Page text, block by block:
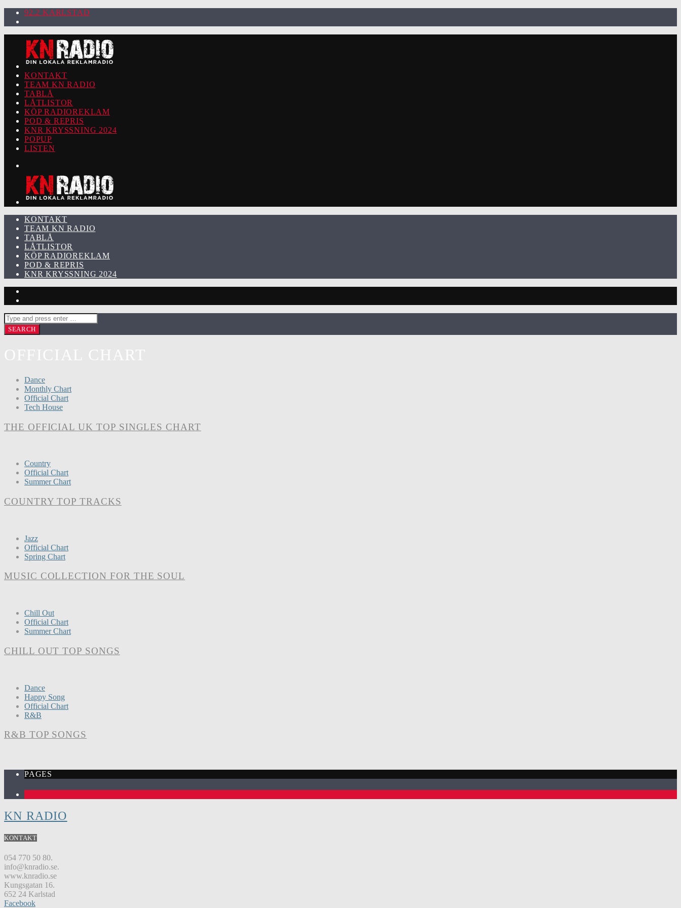
92.2 KARLSTAD
KONTAKT
TEAM KN RADIO
TABLÅ
LÅTLISTOR
KÖP RADIOREKLAM
POD & REPRIS
KNR KRYSSNING 2024
POPUP
LISTEN
KONTAKT
TEAM KN RADIO
TABLÅ
LÅTLISTOR
KÖP RADIOREKLAM
POD & REPRIS
KNR KRYSSNING 2024
Dance
Monthly Chart
Official Chart
Tech House
THE OFFICIAL UK TOP SINGLES CHART
Country
Official Chart
Summer Chart
COUNTRY TOP TRACKS
Jazz
Official Chart
Spring Chart
MUSIC COLLECTION FOR THE SOUL
Chill Out
Official Chart
Summer Chart
CHILL OUT TOP SONGS
Dance
Happy Song
Official Chart
R&B
R&B TOP SONGS
PAGES
KN RADIO
KONTAKT
054 770 50 80.
info@knradio.se.
www.knradio.se
Kungsgatan 16.
652 24 Karlstad
Facebook